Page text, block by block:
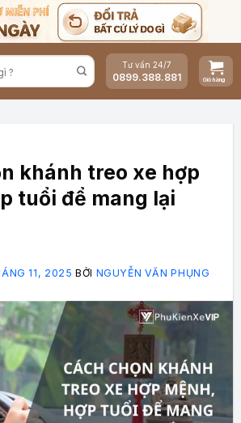
Tư vấn 24/7
0899.388.881
khánh treo xe hợp
tuổi để mang lại
11, 2025 BỞI NGUYỄN VĂN PHỤNG